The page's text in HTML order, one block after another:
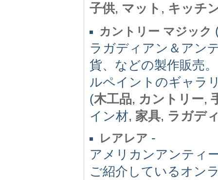
子供, マット , キッチ
カントリー マジック
ラガディアン＆アン
貨、などの製作販売
ルペイントのギャラ
(木工品, カントリー,
イン材, 家具, ラガデ
レアレア -
アメリカンアンティ
ご紹介しているオン